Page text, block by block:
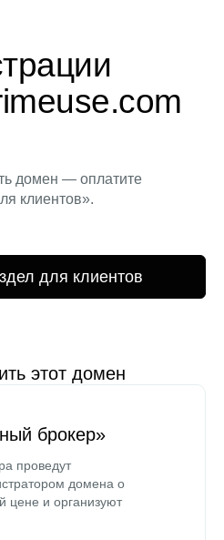
домен — оплатите
клиентов».
для клиентов
этот домен
брокер»
проведут
домена о
цене и организуют